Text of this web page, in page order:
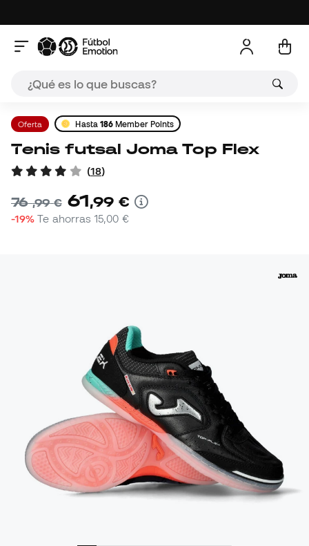
Oferta Hasta 186 Member Points
Tenis futsal Joma Top Flex
(18)
76,99 € 61,99 €
-19% Te ahorras15,00 €